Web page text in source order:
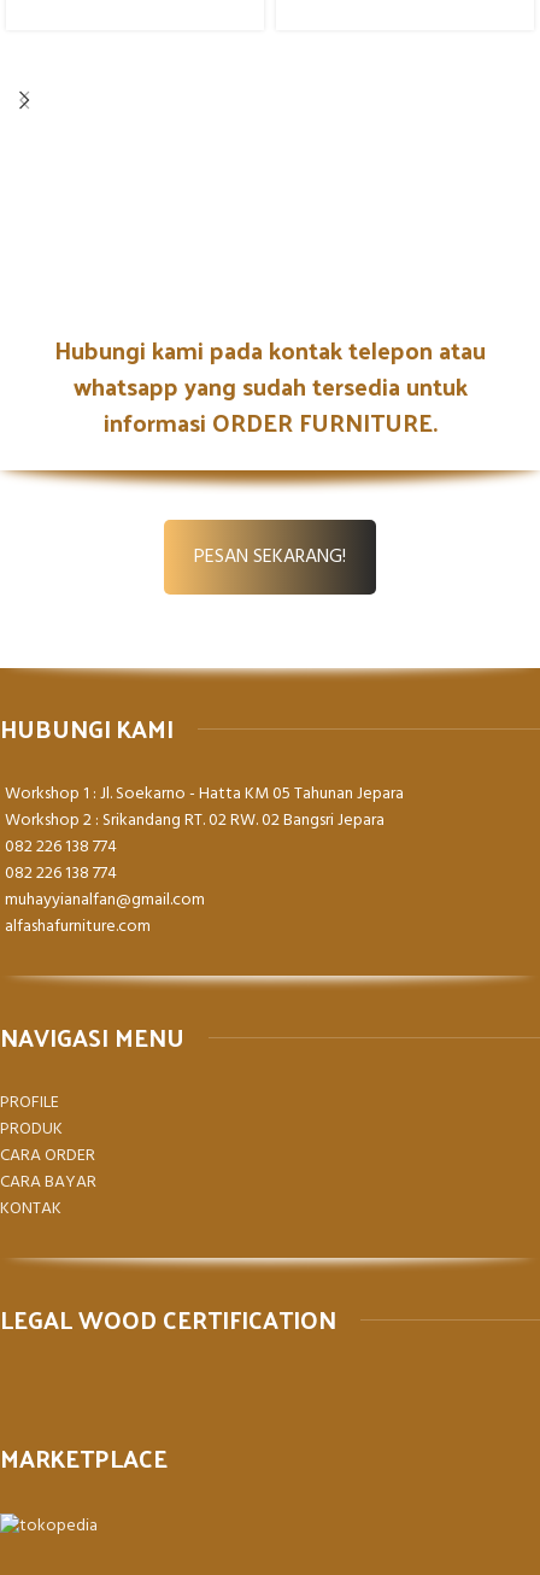
Hubungi kami pada kontak telepon atau
whatsapp yang sudah tersedia untuk
informasi ORDER FURNITURE.
PESAN SEKARANG!
HUBUNGI KAMI
Workshop 1 : Jl. Soekarno - Hatta KM 05 Tahunan Jepara
Workshop 2 : Srikandang RT. 02 RW. 02 Bangsri Jepara
082 226 138 774
082 226 138 774
muhayyianalfan@gmail.com
alfashafurniture.com
NAVIGASI MENU
PROFILE
PRODUK
CARA ORDER
CARA BAYAR
KONTAK
LEGAL WOOD CERTIFICATION
MARKETPLACE